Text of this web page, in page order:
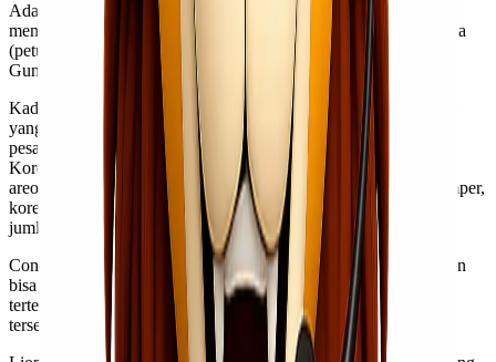
Adalah barang atau benda-benda lainnya yang dianggap dapat
membahayakan serta dapat menimbulkan risiko terhadap manusia
(petugas), pesawat jika tidak ditangani dengan baik. Contoh:
Gunting, Pisau atau Cutter, Obeng, dll.
Kadang-kadang anda tidak sadar telah membawa barang-barang
yang termasuk dalam Dangerous Goods tersebut ke dalam kabin
pesawat, tentunya masih dalam batas kewajaran seperti contoh:
Korek api, parfum alcohol atau ethanol, minuman beralkohol,
areosol dalam batas max 500ml, baterai mengandung alkali, kamper,
korek kayu, laptop atau peralatan elektronik pun apabila dalam
jumlah besar masuk dalam kategori.
Contoh: tersebut hanya sebagian kecil dari Dangerous Goods dan
bisa di bawa ke kabin atau bagasi pesawat dalam batasan
tertentu.Apabila dalam jumlah besar keinginan untuk aturan
tersebut, apabila bisa diangkut harus melalui pesawat kargo.